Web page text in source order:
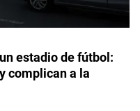
estadio de fútbol:
complican a la